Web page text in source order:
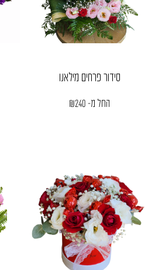
סידור פרחים מילאנו
החל מ- ₪240